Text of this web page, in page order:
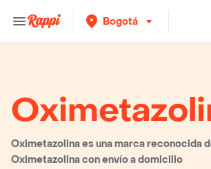
Bogotá
Oximetazolina es una marca
Oximetazolina con envío a domicilio